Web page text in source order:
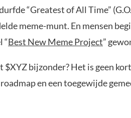
“Greatest of All Time”
meme-munt. En mensen
“Best New Meme Project”
$XYZ bijzonder? Het is geen
en een toegewijde